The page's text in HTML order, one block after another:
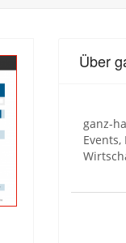
Über
ganz-